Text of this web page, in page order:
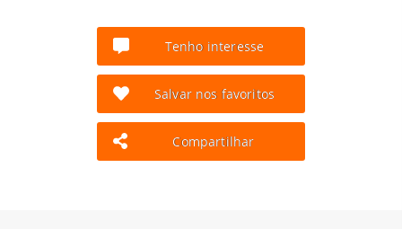
Tenho interesse
Salvar nos favoritos
Compartilhar